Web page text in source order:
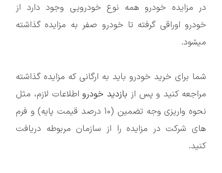
در مزایده خودرو همه نوع خودرویی وجود دارد از
خودرو اوراقی گرفته تا خودرو صفر به مزایده گذاشته
میشود.
شما برای خرید خودرو باید به ارگانی که مزایده گذاشته
مراجعه کنید و پس از بازدید خودرو اطلاعات لازم، مثل
نحوه واریزی وجه تضمین (10 درصد قیمت پایه) و فرم
های شرکت در مزایده را از سازمان مربوطه دریافت
کنید.